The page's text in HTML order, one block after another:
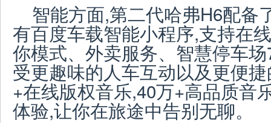
智能方面,第二代哈弗H6配备
有百度车载智能小程序,支持在
你模式、外卖服务、智慧停车
受更趣味的人车互动以及更便
+在线版权音乐,40万+高品质音
体验,让你在旅途中告别无聊。